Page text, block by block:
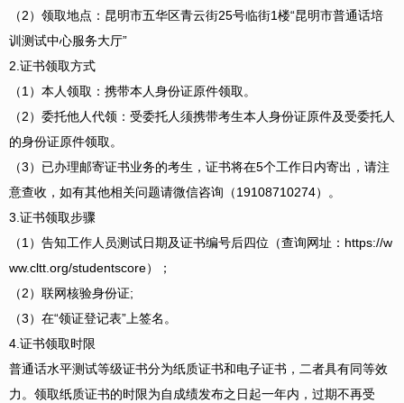
（2）领取地点：昆明市五华区青云街25号临街1楼“昆明市普通话培
训测试中心服务大厅”
2.证书领取方式
（1）本人领取：携带本人身份证原件领取。
（2）委托他人代领：受委托人须携带考生本人身份证原件及受委托人
的身份证原件领取。
（3）已办理邮寄证书业务的考生，证书将在5个工作日内寄出，请注
意查收，如有其他相关问题请微信咨询（19108710274）。
3.证书领取步骤
（1）告知工作人员测试日期及证书编号后四位（查询网址：https://w
ww.cltt.org/studentscore）；
（2）联网核验身份证;
（3）在“领证登记表”上签名。
4.证书领取时限
普通话水平测试等级证书分为纸质证书和电子证书，二者具有同等效
力。领取纸质证书的时限为自成绩发布之日起一年内，过期不再受